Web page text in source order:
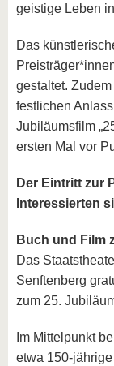
geistige Leben
Das
gestaltet.
festlichen
Jubiläumsfilm
ersten Mal vor
Der Eintritt zur
Interessierten
Buch und Film
Das
Senftenberg
zum 25.
Im Mittelpunkt
etwa 150-